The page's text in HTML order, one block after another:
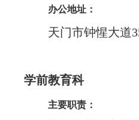
办公地址：
天门市钟惺大道
学前教育科
主要职责：